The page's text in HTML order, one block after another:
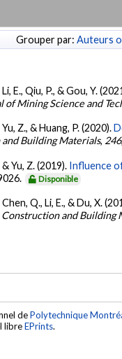
Grouper par: Auteurs
E., Qiu, P., & Gou, Y.
of Mining Science and
Z., & Huang, P. (2020).
Building Materials, 246
Yu, Z. (2019). Influence
Disponible
Q., Li, E., & Du, X.
Construction and Building
dePolytechnique
libreEPrints.